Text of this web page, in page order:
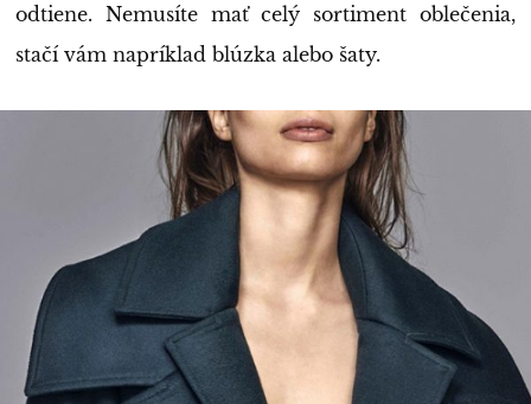
odtiene. Nemusíte mať celý sortiment oblečenia,
stačí vám napríklad blúzka alebo šaty.